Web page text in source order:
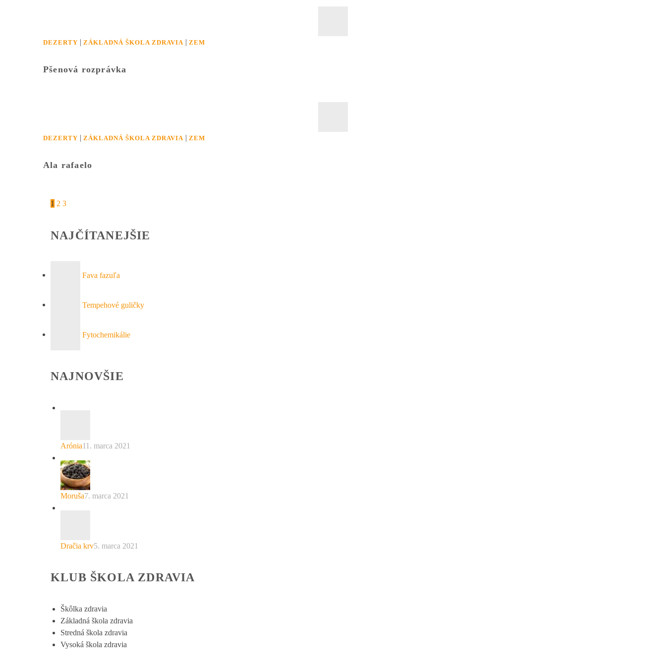
DEZERTY | ZÁKLADNÁ ŠKOLA ZDRAVIA | ZEM
Pšenová rozprávka
DEZERTY | ZÁKLADNÁ ŠKOLA ZDRAVIA | ZEM
Ala rafaelo
1 2 3
NAJČÍTANEJŠIE
Fava fazuľa
Tempehové guličky
Fytochemikálie
NAJNOVŠIE
Arónia11. marca 2021
Moruša7. marca 2021
Dračia krv5. marca 2021
KLUB ŠKOLA ZDRAVIA
Škôlka zdravia
Základná škola zdravia
Stredná škola zdravia
Vysoká škola zdravia